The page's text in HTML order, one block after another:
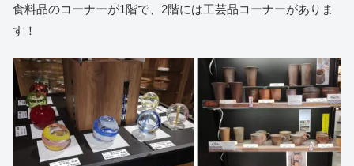
食料品のコーナーが1階で、2階には工芸品コーナーがありま
す！